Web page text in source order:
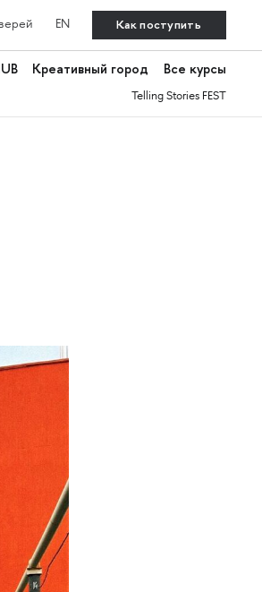
EN Как поступить
Креативный город Все курсы
Telling Stories FEST